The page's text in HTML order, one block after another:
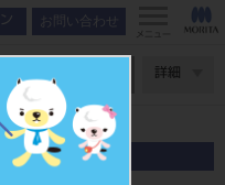
お問い合わせ
メニュー
詳細
第1小臼歯